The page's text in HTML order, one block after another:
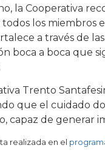
la Cooperativa
los miembros
a través de
boca a boca que
Trento
que el cuidado
de generar
realizada en el